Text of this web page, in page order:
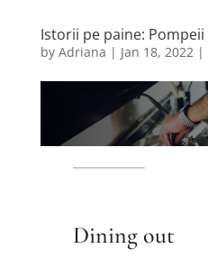
Istorii pe paine: Pompeii
by Adriana | Jan 18, 2022|
Dining out